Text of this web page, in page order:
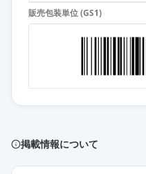
販売包装単位 (GS1)
掲載情報について